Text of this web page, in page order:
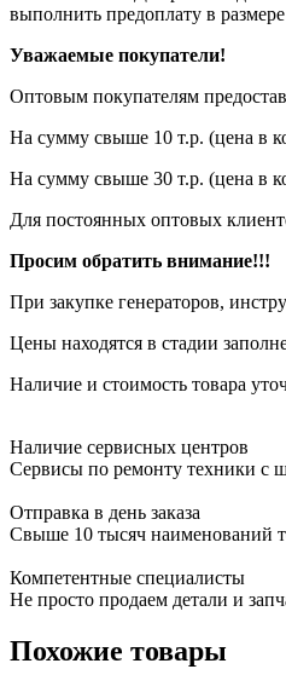
выполнить предоплату в
Уважаемые покупатели!
Оптовым покупателям
На сумму свыше 10 т.р. (цена в
На сумму свыше 30 т.р. (цена в
Для постоянных оптовых
Просим обратить внимание!!!
При закупке генераторов,
Цены находятся в стадии
Наличие и стоимость товара
Наличие сервисных центров
Сервисы по ремонту техники с
Отправка в день заказа
Свыше 10 тысяч наименований
Компетентные специалисты
Не просто продаем детали и
Похожие товары